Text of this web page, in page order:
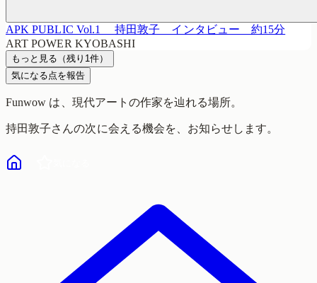
APK PUBLIC Vol.1 持田敦子 インタビュー 約15分
ART POWER KYOBASHI
もっと見る （残り 1件）
気になる点を報告
Funwow は、現代アートの作家を辿れる場所。
持田敦子さんの次に会える機会を、お知らせします。